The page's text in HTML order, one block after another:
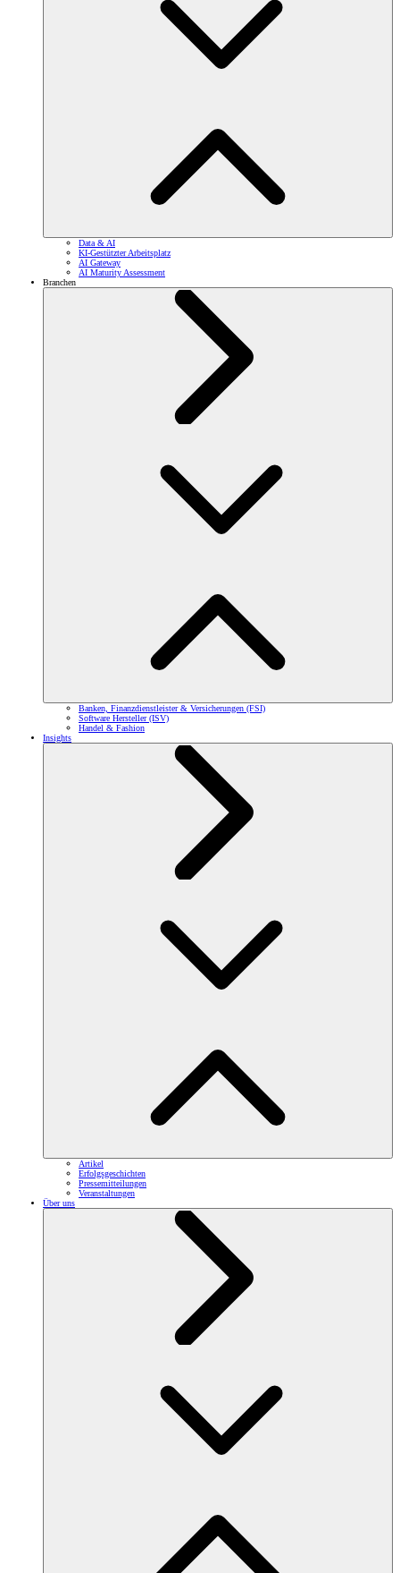
Data & AI
KI-Gestützter Arbeitsplatz
AI Gateway
AI Maturity Assessment
Branchen
Banken, Finanzdienstleister & Versicherungen (FSI)
Software Hersteller (ISV)
Handel & Fashion
Insights
Artikel
Erfolgsgeschichten
Pressemitteilungen
Veranstaltungen
Über uns